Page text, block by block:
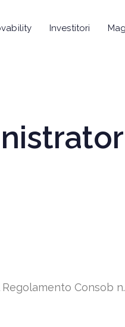
Investitori
Consob